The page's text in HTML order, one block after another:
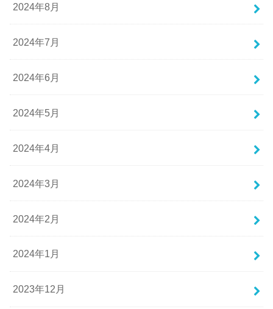
2024年8月
2024年7月
2024年6月
2024年5月
2024年4月
2024年3月
2024年2月
2024年1月
2023年12月